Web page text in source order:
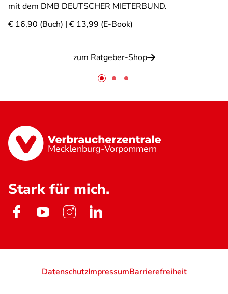
mit dem DMB DEUTSCHER MIETERBUND.
€ 16,90 (Buch) | € 13,99 (E-Book)
zum Ratgeber-Shop
Mecklenburg-Vorpommern
Stark für mich.
DatenschutzImpressumBarrierefreiheit